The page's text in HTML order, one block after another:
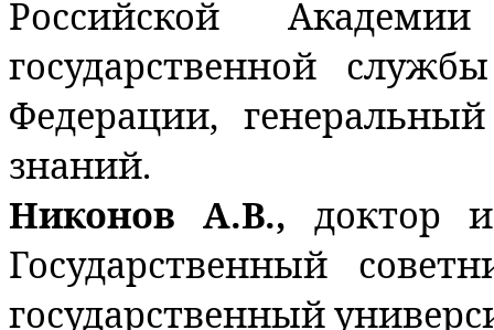
Российской
государственной
Федерации,
знаний.
Никонов А.В., доктор
Государственный
государственный